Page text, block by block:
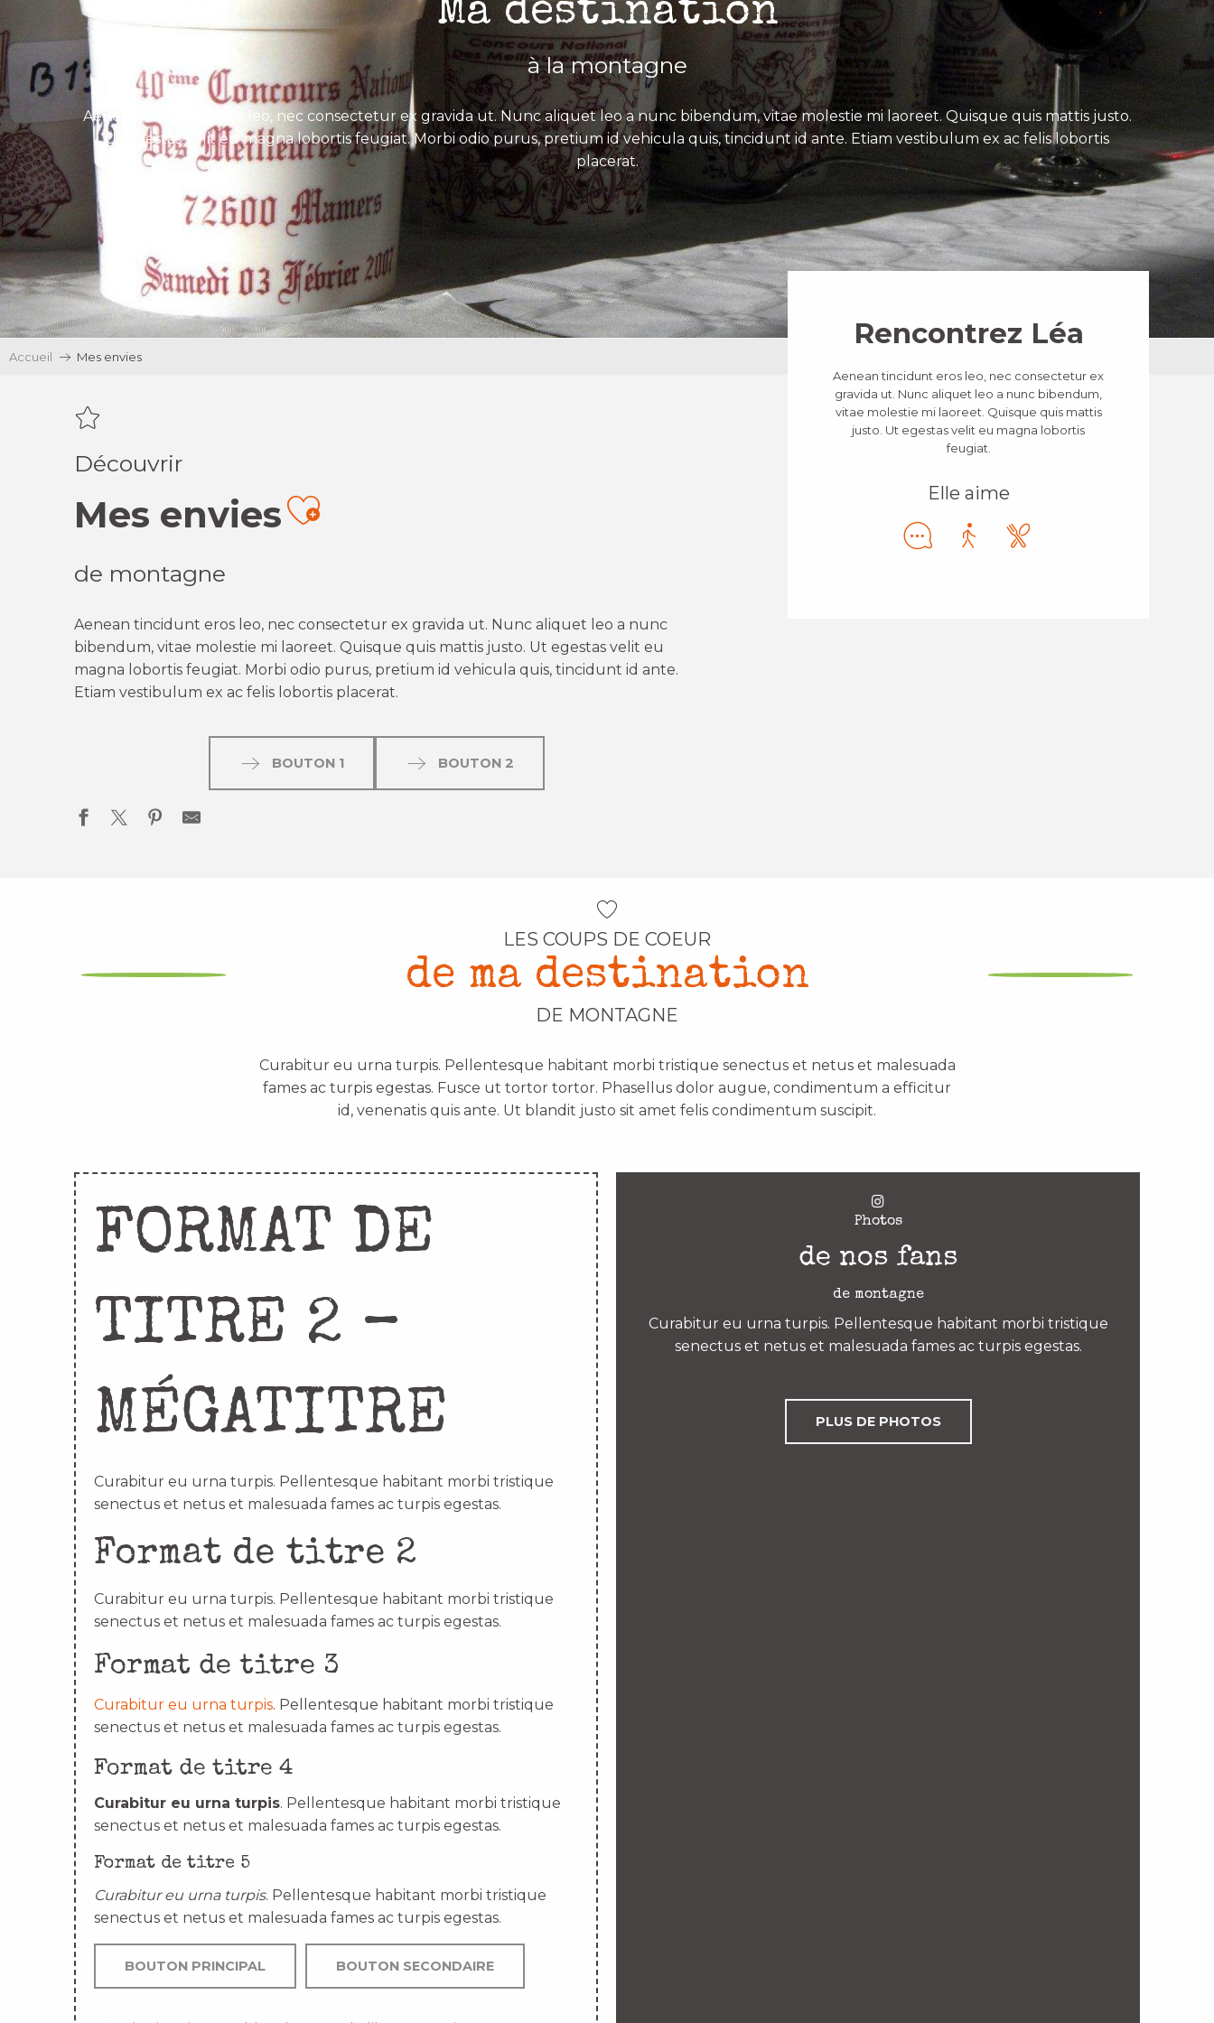
Ma destination
à la montagne
Aenean tincidunt eros leo, nec consectetur ex gravida ut. Nunc aliquet leo a nunc bibendum, vitae molestie mi laoreet. Quisque quis mattis justo.
Ut egestas velit eu magna lobortis feugiat. Morbi odio purus, pretium id vehicula quis, tincidunt id ante. Etiam vestibulum ex ac felis lobortis
placerat.
Accueil Mes envies
Découvrir
Mes enviesAjouter aux favoris
de montagne
Aenean tincidunt eros leo, nec consectetur ex gravida ut. Nunc aliquet leo a nunc
bibendum, vitae molestie mi laoreet. Quisque quis mattis justo. Ut egestas velit eu
magna lobortis feugiat. Morbi odio purus, pretium id vehicula quis, tincidunt id ante.
Etiam vestibulum ex ac felis lobortis placerat.
BOUTON 1 BOUTON 2
Rencontrez Léa
Aenean tincidunt eros leo, nec consectetur ex
gravida ut. Nunc aliquet leo a nunc bibendum,
vitae molestie mi laoreet. Quisque quis mattis
justo. Ut egestas velit eu magna lobortis
feugiat.
Elle aime
LES COUPS DE COEUR
de ma destination
DE MONTAGNE
Curabitur eu urna turpis. Pellentesque habitant morbi tristique senectus et netus et malesuada
fames ac turpis egestas. Fusce ut tortor tortor. Phasellus dolor augue, condimentum a efficitur
id, venenatis quis ante. Ut blandit justo sit amet felis condimentum suscipit.
FORMAT DE
TITRE 2 –
MÉGATITRE
Curabitur eu urna turpis. Pellentesque habitant morbi tristique
senectus et netus et malesuada fames ac turpis egestas.
Format de titre 2
Curabitur eu urna turpis. Pellentesque habitant morbi tristique
senectus et netus et malesuada fames ac turpis egestas.
Format de titre 3
Curabitur eu urna turpis. Pellentesque habitant morbi tristique
senectus et netus et malesuada fames ac turpis egestas.
Format de titre 4
Curabitur eu urna turpis. Pellentesque habitant morbi tristique
senectus et netus et malesuada fames ac turpis egestas.
Format de titre 5
Curabitur eu urna turpis. Pellentesque habitant morbi tristique
senectus et netus et malesuada fames ac turpis egestas.
BOUTON PRINCIPAL BOUTON SECONDAIRE
Photos
de nos fans
de montagne
Curabitur eu urna turpis. Pellentesque habitant morbi tristique
senectus et netus et malesuada fames ac turpis egestas.
PLUS DE PHOTOS